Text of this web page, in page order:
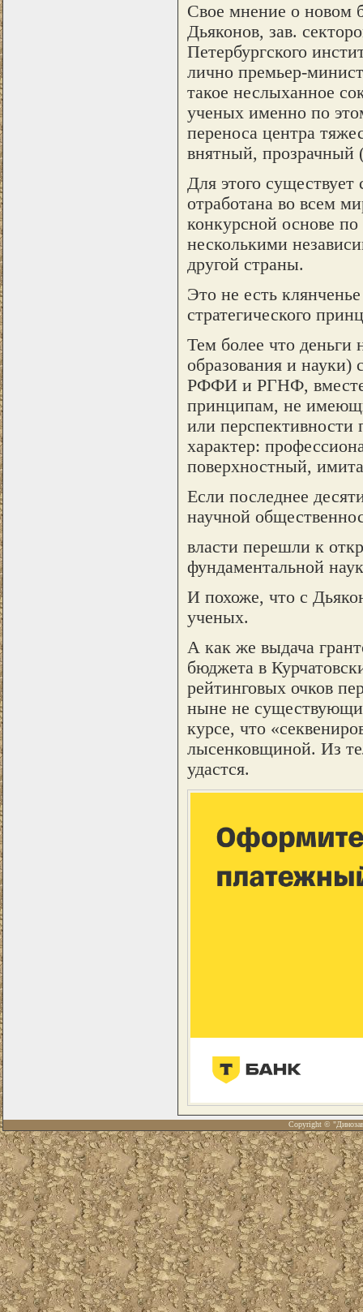
Свое мнение о новом
Дьяконов, зав.
Петербургского
лично премьер-
такое неслыханное
ученых именно по
переноса центра
внятный, прозрачный
Для этого
отработана во всем
конкурсной основе по
несколькими
другой страны.
Это не есть
стратегического
Тем более что
образования и
РФФИ и РГНФ, вместе
принципам, не
или перспективности
характер:
поверхностный,
Если последнее
научной
власти перешли к
фундаментальной
И похоже, что с
ученых.
А как же выдача
бюджета в
рейтинговых очков
ныне не
курсе, что
лысенковщиной. Из
удастся.
Copyright ©